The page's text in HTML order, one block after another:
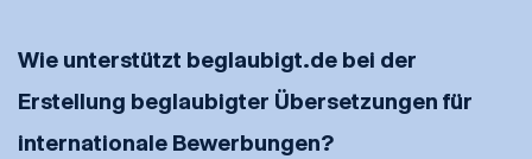
Wie unterstützt beglaubigt.de bei der
Erstellung beglaubigter Übersetzungen für
internationale Bewerbungen?